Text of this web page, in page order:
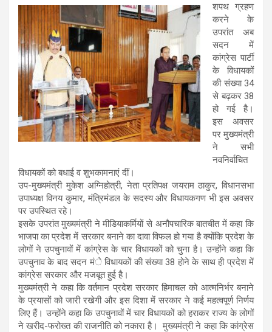
शपथ ग्रहण
करने के
उपरांत अब
सदन में
कांग्रेस पार्टी
के विधायकों
की संख्या 34
से बढ़कर 38
हो गई है।
इस अवसर
पर मुख्यमंत्री
ने सभी
नवनिर्वाचित
विधायकों को बधाई व शुभकामनाएं दीं।
उप-मुख्यमंत्री मुकेश अग्निहोत्री, नेता प्रतिपक्ष जयराम ठाकुर, विधानसभा
उपाध्यक्ष विनय कुमार, मंत्रिमंडल के सदस्य और विधायकगण भी इस अवसर
पर उपस्थित रहे।
इसके उपरांत मुख्यमंत्री ने मीडियाकर्मियों से अनौपचारिक बातचीत में कहा कि
भाजपा का प्रदेश में सरकार बनाने का दावा विफल हो गया है क्योंकि प्रदेश के
लोगों ने उपचुनावों में कांग्रेस के चार विधायकों को चुना है। उन्होंने कहा कि
उपचुनाव के बाद सदन मंे विधायकों की संख्या 38 होने के साथ ही प्रदेश में
कांग्रेस सरकार और मजबूत हुई है।
मुख्यमंत्री ने कहा कि वर्तमान प्रदेश सरकार हिमाचल को आत्मनिर्भर बनाने
के प्रयासों को जारी रखेगी और इस दिशा में सरकार ने कई महत्वपूर्ण निर्णय
लिए हैं। उन्होंने कहा कि उपचुनावों में चार विधायकों को हराकर राज्य के लोगों
ने खरीद-फरोख्त की राजनीति को नकारा है। मुख्यमंत्री ने कहा कि कांग्रेस